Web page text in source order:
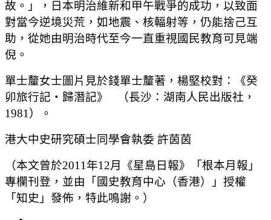
故。」，日本明治維新和甲午戰爭的成功，以致面
對當今逆境災荒，如地震、核輻射等，仍能捨己互
助，從她由明治時代至今一直重視國民教育可見端
倪。
單士釐女士圖片見於錢單士釐著，楊堅校對：《癸
卯旅行記‧歸潛記》 （長沙：湖南人民出版社，
1981）。
港大中史研究碩士同學會執委 許茵茵
（本文曾於2011年12月《星島日報》「根本月報」
專欄刊登，並由「國史教育中心（香港）」授權
「知史」發佈，特此鳴謝。）